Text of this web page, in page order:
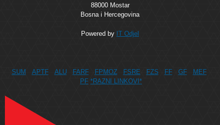
88000 Mostar
Bosna i Hercegovina
Powered by IT Odjel
SUM APTF ALU FARF FPMOZ FSRE FZS FF GF
MEF
PF *RAZNI LINKOVI*